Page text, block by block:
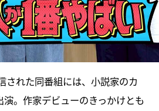
された同番組には、小説家のカ
。作家デビューのきっかけとも